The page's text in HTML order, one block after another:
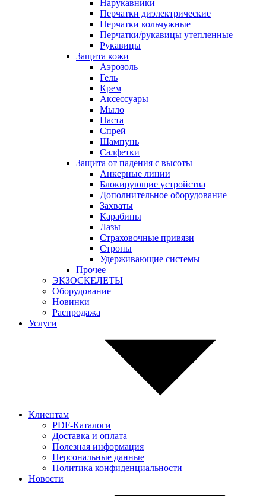
Нарукавники
Перчатки диэлектрические
Перчатки кольчужные
Перчатки/рукавицы утепленные
Рукавицы
Защита кожи
Аэрозоль
Гель
Крем
Аксессуары
Мыло
Паста
Спрей
Шампунь
Салфетки
Защита от падения с высоты
Анкерные линии
Блокирующие устройства
Дополнительное оборудование
Захваты
Карабины
Лазы
Страховочные привязи
Стропы
Удерживающие системы
Прочее
ЭКЗОСКЕЛЕТЫ
Оборудование
Новинки
Распродажа
Услуги
Клиентам
PDF-Каталоги
Доставка и оплата
Полезная информация
Персональные данные
Политика конфиденциальности
Новости